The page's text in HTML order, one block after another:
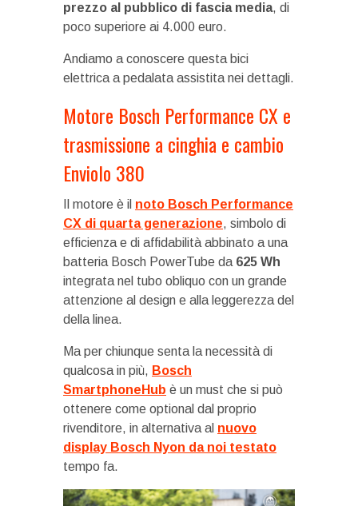
prezzo al pubblico di fascia media, di
poco superiore ai 4.000 euro.
Andiamo a conoscere questa bici
elettrica a pedalata assistita nei dettagli.
Motore Bosch Performance CX e
trasmissione a cinghia e cambio
Enviolo 380
Il motore è il noto Bosch Performance
CX di quarta generazione, simbolo di
efficienza e di affidabilità abbinato a una
batteria Bosch PowerTube da 625 Wh
integrata nel tubo obliquo con un grande
attenzione al design e alla leggerezza del
della linea.
Ma per chiunque senta la necessità di
qualcosa in più, Bosch
SmartphoneHub è un must che si può
ottenere come optional dal proprio
rivenditore, in alternativa al nuovo
display Bosch Nyon da noi testato
tempo fa.